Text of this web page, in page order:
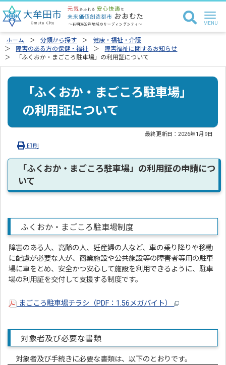
ホーム 分類から探す
健康・福祉・介護
障害のある方の保健・福祉
障害福祉に関するお知らせ
「ふくおか・まごころ駐車場」の利用証について
「ふくおか・まごころ駐車場」
の利用証について
最終更新日：2026年1月9日
印刷
「ふくおか・まごころ駐車場」の利用証の申請につ
いて
ふくおか・まごころ駐車場制度
障害のある人、高齢の人、妊産婦の人など、車の乗り降りや移動
に配慮が必要な人が、商業施設や公共施設等の障害者等用の駐車
場に車をとめ、安全かつ安心して施設を利用できるように、駐車
場の利用証を交付して支援する制度です。
まごころ駐車場チラシ（PDF：1.56メガバイト）
対象者及び必要な書類
対象者及び手続きに必要な書類は、以下のとおりです。